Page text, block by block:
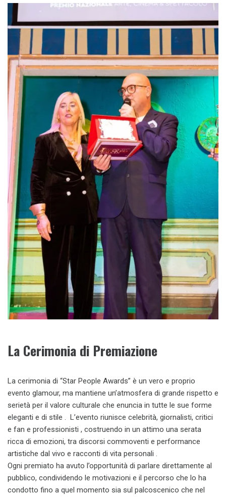
La Cerimonia di Premiazione
La cerimonia di “Star People Awards” è un vero e proprio
evento glamour, ma mantiene un’atmosfera di grande rispetto e
serietà per il valore culturale che enuncia in tutte le sue forme
eleganti e di stile . L’evento riunisce celebrità, giornalisti, critici
e fan e professionisti , costruendo in un attimo una serata
ricca di emozioni, tra discorsi commoventi e performance
artistiche dal vivo e racconti di vita personali .
Ogni premiato ha avuto l’opportunità di parlare direttamente al
pubblico, condividendo le motivazioni e il percorso che lo ha
condotto fino a quel momento sia sul palcoscenico che nel